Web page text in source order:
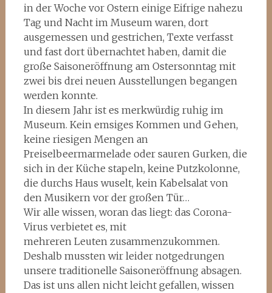
in der Woche vor Ostern einige Eifrige nahezu
Tag und Nacht im Museum waren, dort
ausgemessen und gestrichen, Texte verfasst
und fast dort übernachtet haben, damit die
große Saisoneröffnung am Ostersonntag mit
zwei bis drei neuen Ausstellungen begangen
werden konnte.
In diesem Jahr ist es merkwürdig ruhig im
Museum. Kein emsiges Kommen und Gehen,
keine riesigen Mengen an
Preiselbeermarmelade oder sauren Gurken, die
sich in der Küche stapeln, keine Putzkolonne,
die durchs Haus wuselt, kein Kabelsalat von
den Musikern vor der großen Tür…
Wir alle wissen, woran das liegt: das Corona-
Virus verbietet es, mit
mehreren Leuten zusammenzukommen.
Deshalb mussten wir leider notgedrungen
unsere traditionelle Saisoneröffnung absagen.
Das ist uns allen nicht leicht gefallen, wissen